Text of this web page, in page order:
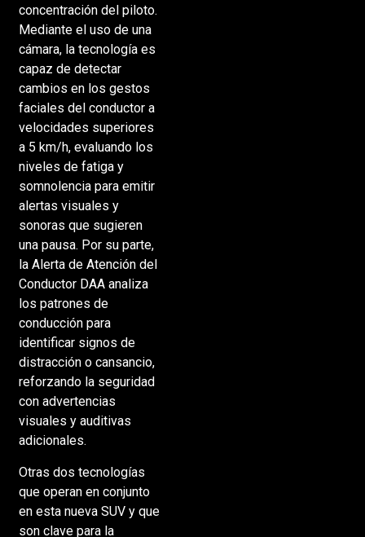
concentración del piloto.
Mediante el uso de una
cámara, la tecnología es
capaz de detectar
cambios en los gestos
faciales del conductor a
velocidades superiores
a 5 km/h, evaluando los
niveles de fatiga y
somnolencia para emitir
alertas visuales y
sonoras que sugieren
una pausa. Por su parte,
la Alerta de Atención del
Conductor DAA analiza
los patrones de
conducción para
identificar signos de
distracción o cansancio,
reforzando la seguridad
con advertencias
visuales y auditivas
adicionales.
Otras dos tecnologías
que operan en conjunto
en esta nueva SUV y que
son clave para la